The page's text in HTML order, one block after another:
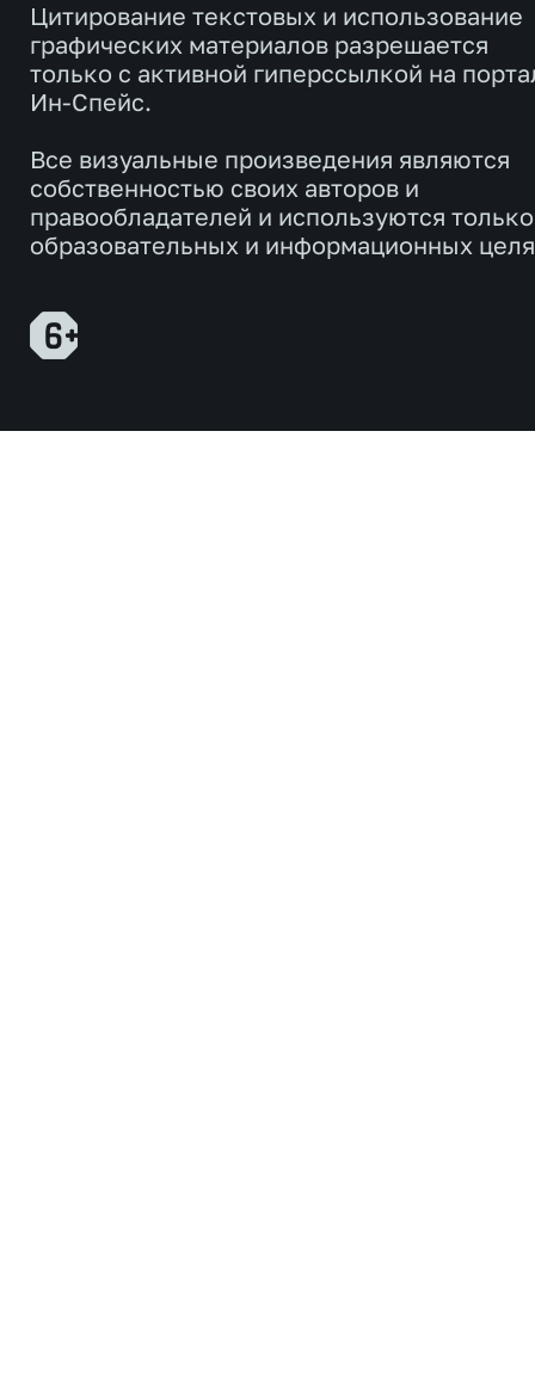
Цитирование текстовых и использование
графических материалов разрешается
только с активной гиперссылкой на
Ин-Спейс.
Все визуальные произведения являются
собственностью своих авторов и
правообладателей и используются
образовательных и информационных